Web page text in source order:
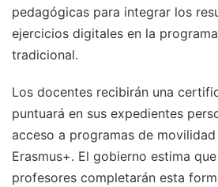
pedagógicas para integrar los
ejercicios digitales en la
tradicional.
Los docentes recibirán una
puntuará en sus expedientes
acceso a programas de
Erasmus+. El gobierno estima
profesores completarán esta